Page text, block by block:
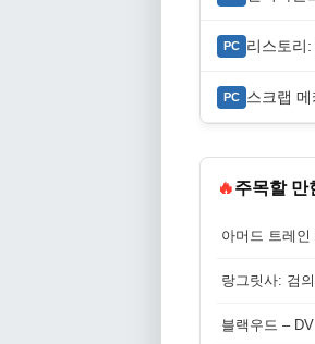
PC 리스토리
PC 스크랩 메
🔥주목할 만
아머드 트레
랑그릿사: 검
블랙우드 –